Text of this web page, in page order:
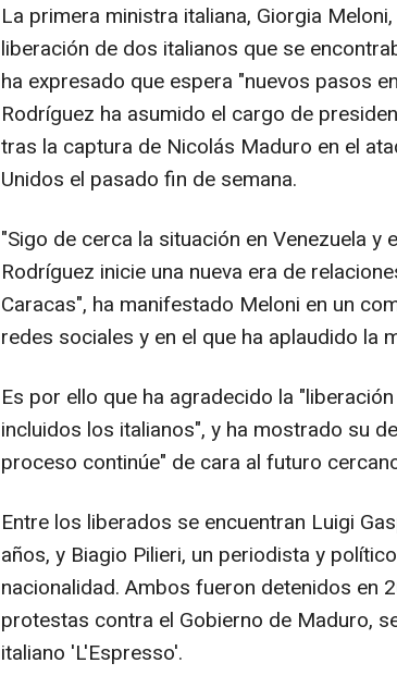
La primera ministra italiana, Giorgia
liberación de dos italianos que se
ha expresado que espera "nuevos pasos
Rodríguez ha asumido el cargo de
tras la captura de Nicolás Maduro en el
Unidos el pasado fin de semana.
"Sigo de cerca la situación en Venezuela y
Rodríguez inicie una nueva era de
Caracas", ha manifestado Meloni en un
redes sociales y en el que ha aplaudido la
Es por ello que ha agradecido la
incluidos los italianos", y ha mostrado su
proceso continúe" de cara al futuro
Entre los liberados se encuentran Luigi
años, y Biagio Pilieri, un periodista y
nacionalidad. Ambos fueron detenidos en
protestas contra el Gobierno de Maduro,
italiano 'L'Espresso'.